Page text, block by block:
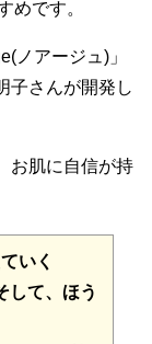
めです。
ノアージュ)」
子さんが開発し
お肌に自信が持
いく
して、ほう